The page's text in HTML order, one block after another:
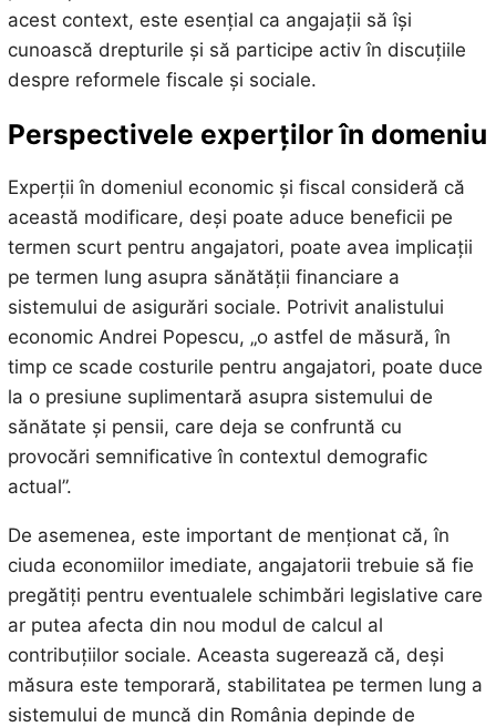
acest context, este esențial ca angajații să își
cunoască drepturile și să participe activ în discuțiile
despre reformele fiscale și sociale.
Perspectivele experților în domeniu
Experții în domeniul economic și fiscal consideră că
această modificare, deși poate aduce beneficii pe
termen scurt pentru angajatori, poate avea implicații
pe termen lung asupra sănătății financiare a
sistemului de asigurări sociale. Potrivit analistului
economic Andrei Popescu, „o astfel de măsură, în
timp ce scade costurile pentru angajatori, poate duce
la o presiune suplimentară asupra sistemului de
sănătate și pensii, care deja se confruntă cu
provocări semnificative în contextul demografic
actual”.
De asemenea, este important de menționat că, în
ciuda economiilor imediate, angajatorii trebuie să fie
pregătiți pentru eventualele schimbări legislative care
ar putea afecta din nou modul de calcul al
contribuțiilor sociale. Aceasta sugerează că, deși
măsura este temporară, stabilitatea pe termen lung a
sistemului de muncă din România depinde de